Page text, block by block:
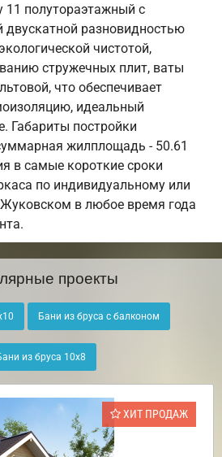
11 полутораэтажный с
двускатной разновидностью
чистотой,
стружечных плит, ваты
что обеспечивает
идеальный
Габариты постройки
жилплощадь - 50.61
в самые короткие сроки
по индивидуальному или
в любое время года
проекты
Бани из бруса с балконом
из бруса 10х8
ХИТ ПРОДАЖ